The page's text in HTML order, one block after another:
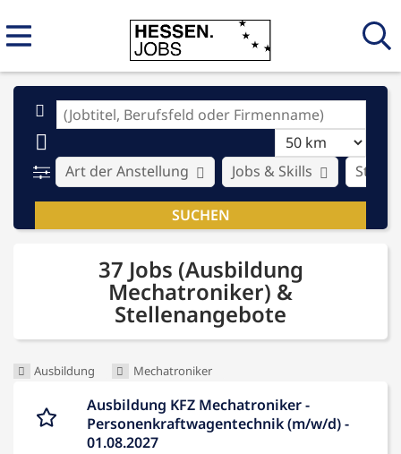
Stadt
Art der Anstellung Jobs & Skills
37 Jobs (Ausbildung
Mechatroniker) &
Stellenangebote
Ausbildung Mechatroniker
Ausbildung KFZ Mechatroniker -
Personenkraftwagentechnik (m/w/d) -
01.08.2027